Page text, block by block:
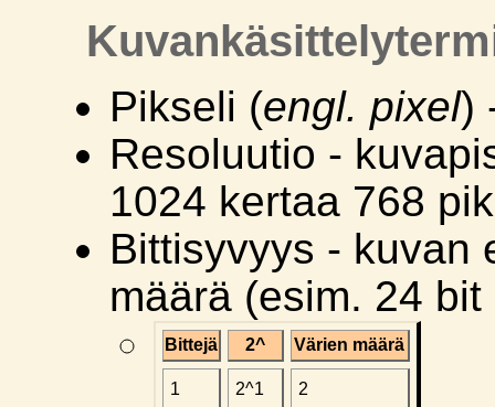
Pikseli (engl. pixel)
Resoluutio -
1024 kertaa 768
Bittisyvyys - kuvan
määrä (esim. 24
Bittejä 2^ Värien määrä
1 2^1 2